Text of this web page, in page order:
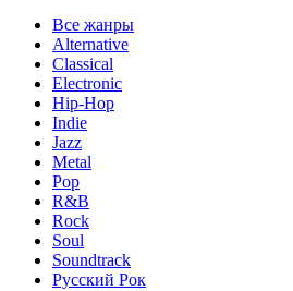
Все жанры
Alternative
Classical
Electronic
Hip-Hop
Indie
Jazz
Metal
Pop
R&B
Rock
Soul
Soundtrack
Русский Рок